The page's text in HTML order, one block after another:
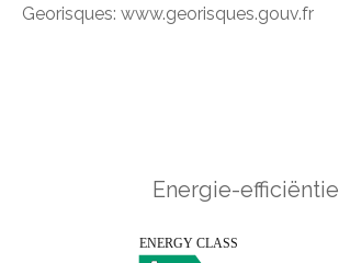
Georisques: www.georisques.gouv.fr
Energie-efficiëntie